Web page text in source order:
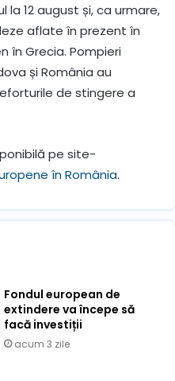
12 august și, ca urmare,
aflate în prezent în
în Grecia. Pompieri
și România au
de stingere a
pe site-
în România.
Fondul european de
extindere va începe să
facă investiții
acum 3 zile